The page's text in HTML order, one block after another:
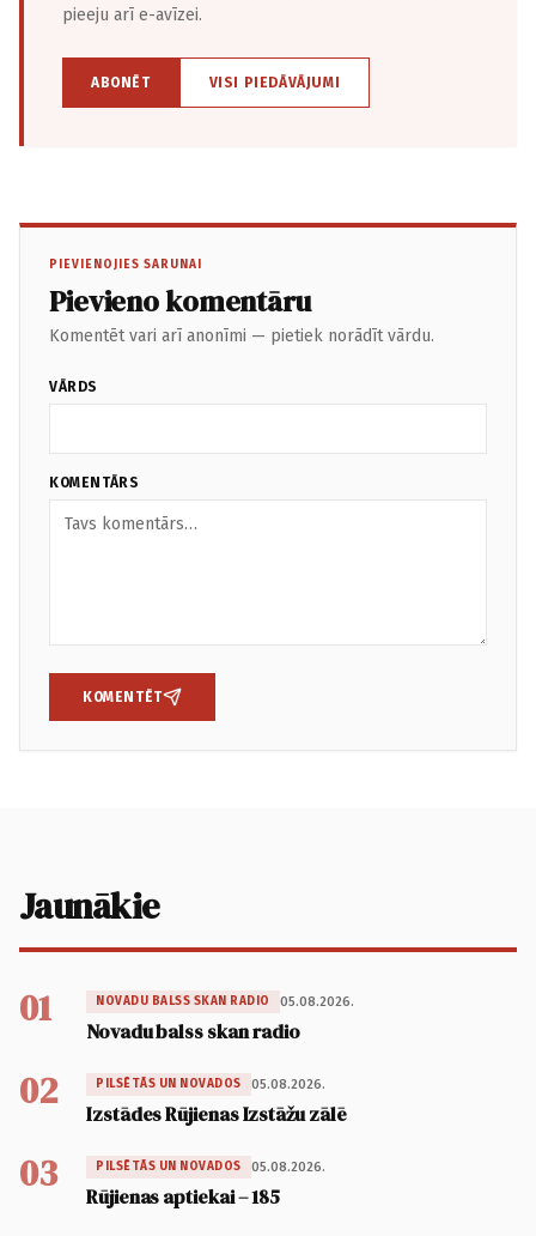
pieeju arī e-avīzei.
ABONĒT VISI PIEDĀVĀJUMI
PIEVIENOJIES SARUNAI
Pievieno komentāru
Komentēt vari arī anonīmi — pietiek norādīt vārdu.
VĀRDS
KOMENTĀRS
KOMENTĒT
Jaunākie
01 NOVADU BALSS SKAN RADIO 05.08.2026.
Novadu balss skan radio
02 PILSĒTĀS UN NOVADOS 05.08.2026.
Izstādes Rūjienas Izstāžu zālē
03 PILSĒTĀS UN NOVADOS 05.08.2026.
Rūjienas aptiekai – 185